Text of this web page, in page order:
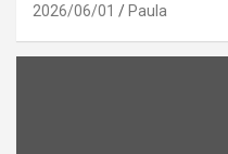
2026/06/01 Paula